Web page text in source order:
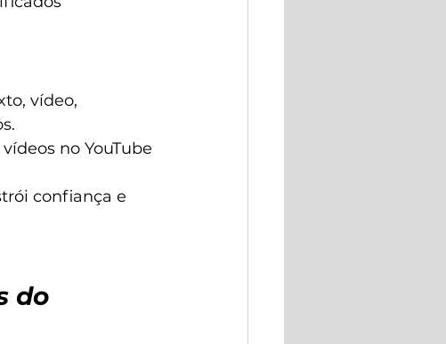
vídeo,
no YouTube
confiança e
do